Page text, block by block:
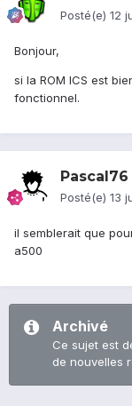
Posté(e) 12
Bonjour,
si la ROM ICS est
fonctionnel.
Pascal76
Posté(e) 13
il semblerait que
a500
Archivé
Ce sujet est
de nouvelles